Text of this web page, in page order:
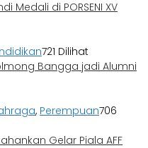
Medali di PORSENI XV
721 Dilihat
Bangga jadi Alumni
, Perempuan706
Gelar Piala AFF